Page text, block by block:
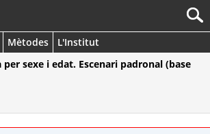
Mètodes
L'Institut
sexe i edat. Escenari padronal (base